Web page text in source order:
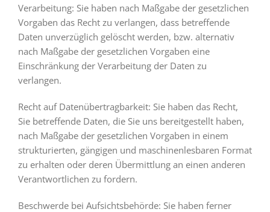
Verarbeitung: Sie haben nach Maßgabe der gesetzlichen
Vorgaben das Recht zu verlangen, dass betreffende
Daten unverzüglich gelöscht werden, bzw. alternativ
nach Maßgabe der gesetzlichen Vorgaben eine
Einschränkung der Verarbeitung der Daten zu
verlangen.
Recht auf Datenübertragbarkeit: Sie haben das Recht,
Sie betreffende Daten, die Sie uns bereitgestellt haben,
nach Maßgabe der gesetzlichen Vorgaben in einem
strukturierten, gängigen und maschinenlesbaren Format
zu erhalten oder deren Übermittlung an einen anderen
Verantwortlichen zu fordern.
Beschwerde bei Aufsichtsbehörde: Sie haben ferner